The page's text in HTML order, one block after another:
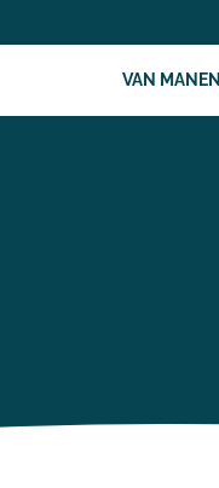
VAN MANEN